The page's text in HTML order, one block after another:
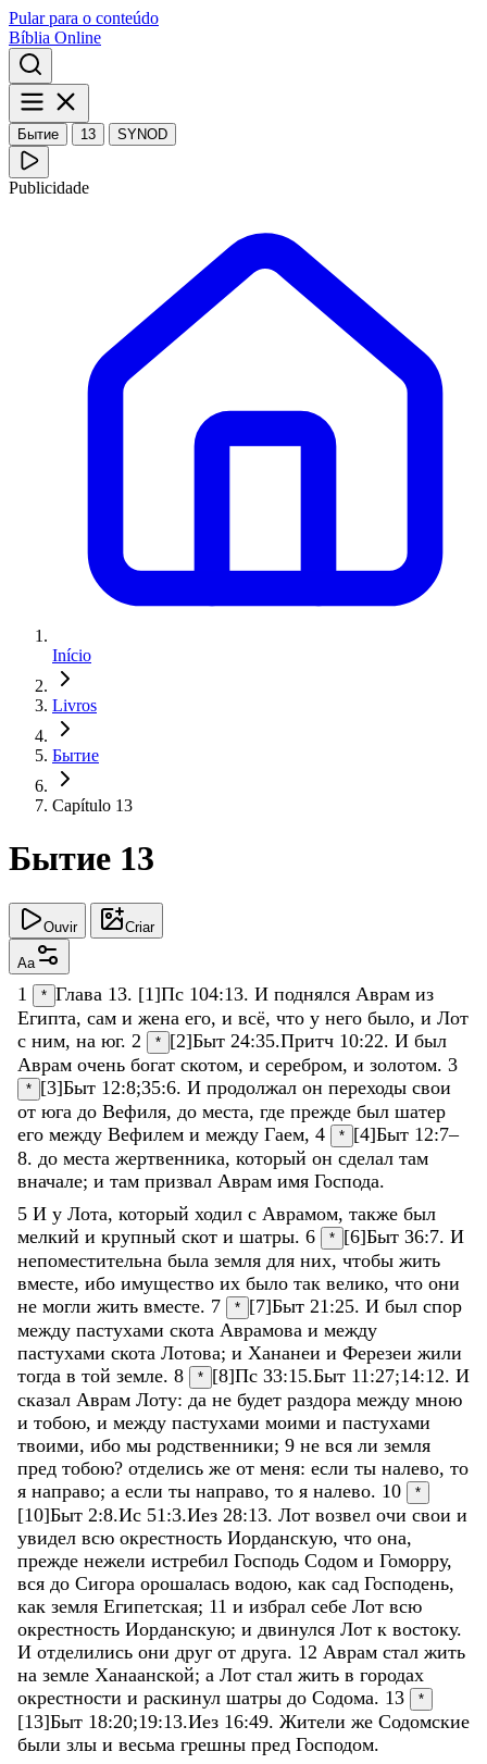
Pular para o conteúdo
Bíblia Online
Бытие 13 SYNOD
Publicidade
Início
Livros
Бытие
Capítulo 13
Бытие 13
Ouvir Criar
Aa
1 * Глава 13. [1]Пс 104:13. И поднялся Аврам из
Египта, сам и жена его, и всё, что у него было, и Лот
с ним, на юг. 2 * [2]Быт 24:35.Притч 10:22. И был
Аврам очень богат скотом, и серебром, и золотом. 3
* [3]Быт 12:8;35:6. И продолжал он переходы свои
от юга до Вефиля, до места, где прежде был шатер
его между Вефилем и между Гаем, 4 * [4]Быт 12:7–
8. до места жертвенника, который он сделал там
вначале; и там призвал Аврам имя Господа.
5 И у Лота, который ходил с Аврамом, также был
мелкий и крупный скот и шатры. 6 * [6]Быт 36:7. И
непоместительна была земля для них, чтобы жить
вместе, ибо имущество их было так велико, что они
не могли жить вместе. 7 * [7]Быт 21:25. И был спор
между пастухами скота Аврамова и между
пастухами скота Лотова; и Хананеи и Ферезеи жили
тогда в той земле. 8 * [8]Пс 33:15.Быт 11:27;14:12. И
сказал Аврам Лоту: да не будет раздора между мною
и тобою, и между пастухами моими и пастухами
твоими, ибо мы родственники; 9 не вся ли земля
пред тобою? отделись же от меня: если ты налево, то
я направо; а если ты направо, то я налево. 10 *
[10]Быт 2:8.Ис 51:3.Иез 28:13. Лот возвел очи свои и
увидел всю окрестность Иорданскую, что она,
прежде нежели истребил Господь Содом и Гоморру,
вся до Сигора орошалась водою, как сад Господень,
как земля Египетская; 11 и избрал себе Лот всю
окрестность Иорданскую; и двинулся Лот к востоку.
И отделились они друг от друга. 12 Аврам стал жить
на земле Ханаанской; а Лот стал жить в городах
окрестности и раскинул шатры до Содома. 13 *
[13]Быт 18:20;19:13.Иез 16:49. Жители же Содомские
были злы и весьма грешны пред Господом.